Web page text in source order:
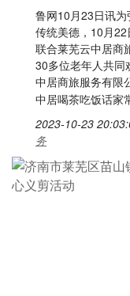
鲁网10月23日讯
传统美德，10月
联合莱芜云中居商
30多位老年人共同
中居商旅服务有限
中居喝茶吃饭话家
2023-10-23
务